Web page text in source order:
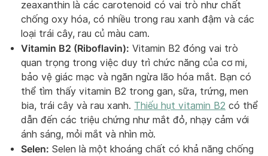
zeaxanthin là các carotenoid có vai trò như chất
chống oxy hóa, có nhiều trong rau xanh đậm và các
loại trái cây, rau củ màu cam.
Vitamin B2 (Riboflavin): Vitamin B2 đóng vai trò
quan trọng trong việc duy trì chức năng của cơ mi,
bảo vệ giác mạc và ngăn ngừa lão hóa mắt. Bạn có
thể tìm thấy vitamin B2 trong gan, sữa, trứng, men
bia, trái cây và rau xanh. Thiếu hụt vitamin B2 có thể
dẫn đến các triệu chứng như mắt đỏ, nhạy cảm với
ánh sáng, mỏi mắt và nhìn mờ.
Selen: Selen là một khoáng chất có khả năng chống